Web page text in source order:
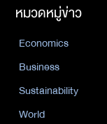
หมวดหมู่ข่าว
Economics
Business
Sustainability
World